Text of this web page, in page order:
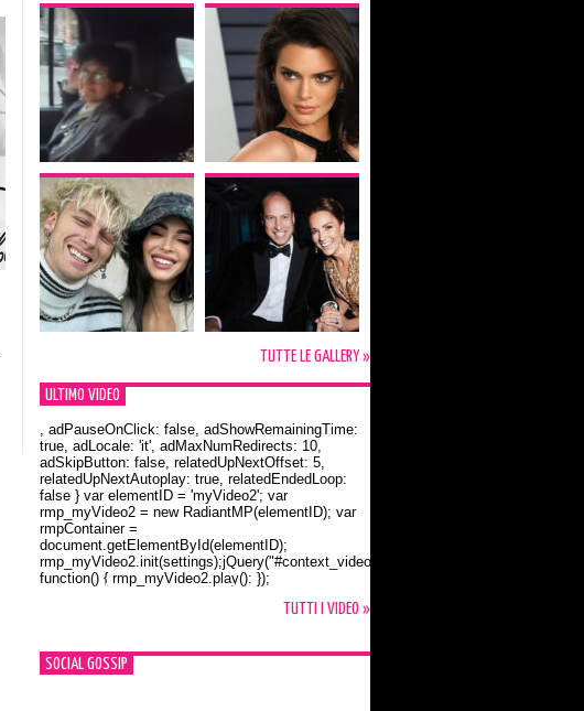
TUTTE LE GALLERY »
ULTIMO VIDEO
Orlando Bloom e la t-shirt dedicata a Flynn
, adPauseOnClick: false, adShowRemainingTime:
true, adLocale: 'it', adMaxNumRedirects: 10,
adSkipButton: false, relatedUpNextOffset: 5,
relatedUpNextAutoplay: true, relatedEndedLoop:
false } var elementID = 'myVideo2'; var
rmp_myVideo2 = new RadiantMP(elementID); var
rmpContainer =
document.getElementById(elementID);
rmp_myVideo2.init(settings);jQuery("#context_video2").one("mouseover",
function() { rmp_myVideo2.play(); });
TUTTI I VIDEO »
SOCIAL GOSSIP